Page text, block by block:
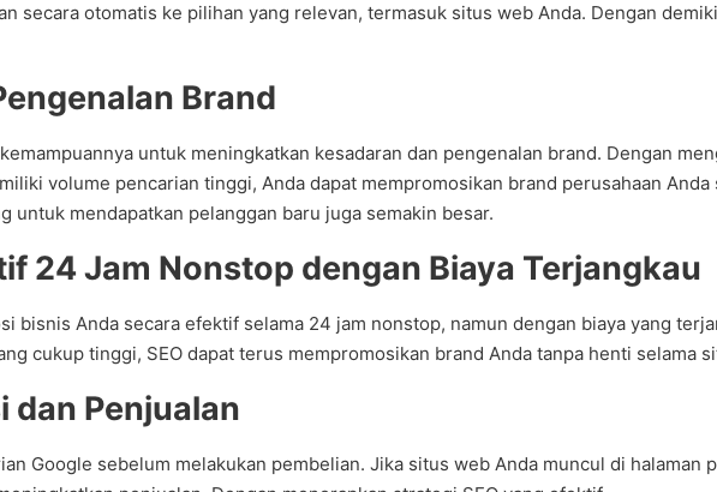
secara otomatis ke pilihan yang relevan, termasuk situs web Anda. Dengan
Brand
untuk meningkatkan kesadaran dan pengenalan brand. Dengan
volume pencarian tinggi, Anda dapat mempromosikan brand perusahaan
untuk mendapatkan pelanggan baru juga semakin besar.
24 Jam Nonstop dengan Biaya Terjangkau
bisnis Anda secara efektif selama 24 jam nonstop, namun dengan biaya yang
cukup tinggi, SEO dapat terus mempromosikan brand Anda tanpa henti selama
Penjualan
Google sebelum melakukan pembelian. Jika situs web Anda muncul di halaman